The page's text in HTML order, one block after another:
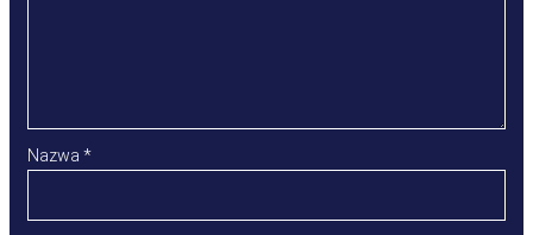
Nazwa *